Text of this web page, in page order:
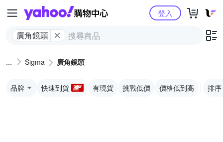
Yahoo購物中心
廣角鏡頭
登入
Sigma 廣角鏡頭
品牌 快速到貨 有現貨 挑戰低價 價格低到高 排序